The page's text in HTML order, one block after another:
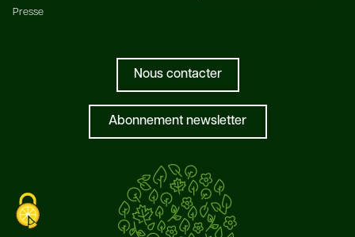
Presse
Nous contacter
Abonnement newsletter